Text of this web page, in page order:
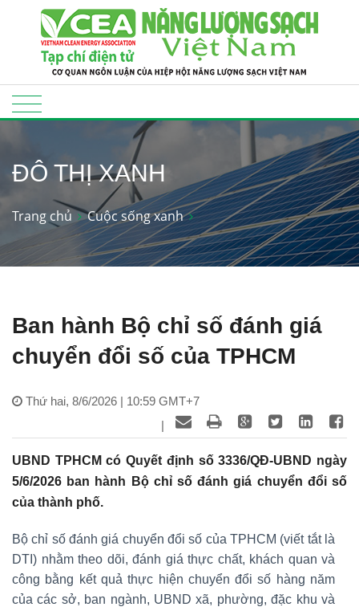
ĐÔ THỊ XANH
Trang chủ Cuộc sống xanh
Ban hành Bộ chỉ số đánh giá
chuyển đổi số của TPHCM
Thứ hai, 8/6/2026 | 10:59 GMT+7
|
UBND TPHCM có Quyết định số 3336/QĐ-UBND ngày
5/6/2026 ban hành Bộ chỉ số đánh giá chuyển đổi số
của thành phố.
Bộ chỉ số đánh giá chuyển đổi số của TPHCM (viết tắt là
DTI) nhằm theo dõi, đánh giá thực chất, khách quan và
công bằng kết quả thực hiện chuyển đổi số hàng năm
của các sở, ban ngành, UBND xã, phường, đặc khu và